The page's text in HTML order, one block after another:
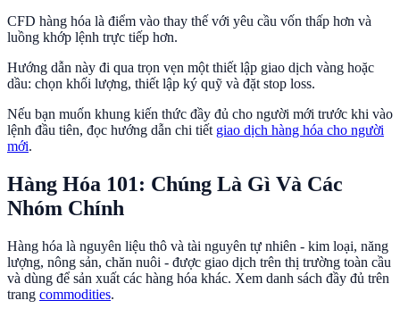
CFD hàng hóa là điểm vào thay thế với yêu cầu vốn thấp hơn và
luồng khớp lệnh trực tiếp hơn.
Hướng dẫn này đi qua trọn vẹn một thiết lập giao dịch vàng hoặc
dầu: chọn khối lượng, thiết lập ký quỹ và đặt stop loss.
Nếu bạn muốn khung kiến thức đầy đủ cho người mới trước khi vào
lệnh đầu tiên, đọc hướng dẫn chi tiết giao dịch hàng hóa cho người
mới.
Hàng Hóa 101: Chúng Là Gì Và Các
Nhóm Chính
Hàng hóa là nguyên liệu thô và tài nguyên tự nhiên - kim loại, năng
lượng, nông sản, chăn nuôi - được giao dịch trên thị trường toàn cầu
và dùng để sản xuất các hàng hóa khác. Xem danh sách đầy đủ trên
trang commodities.